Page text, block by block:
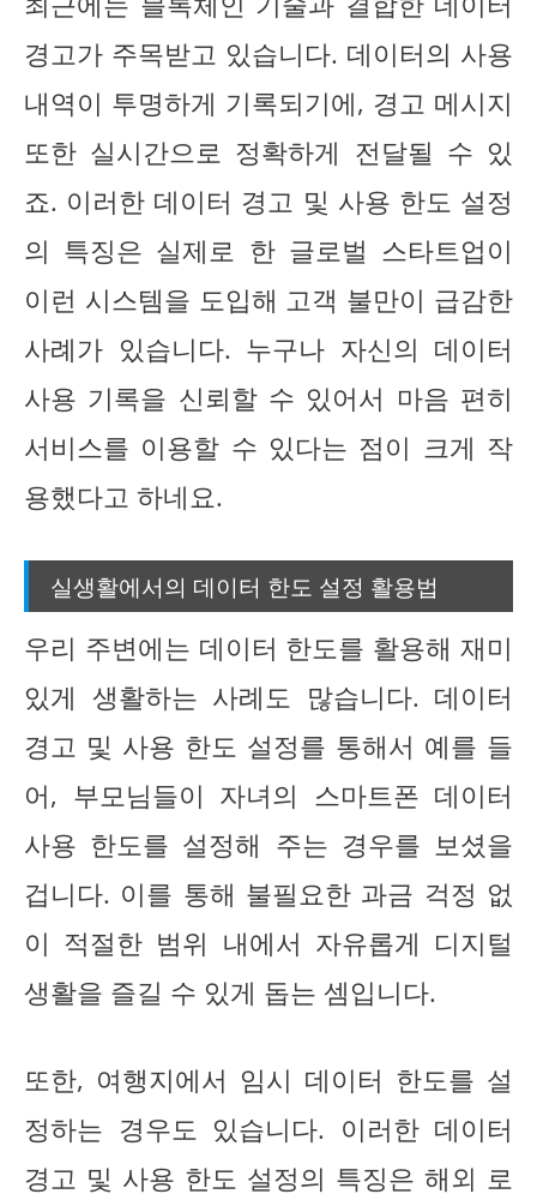
경고가 주목받고 있습니다. 데이터의 사용
내역이 투명하게 기록되기에, 경고 메시지
또한 실시간으로 정확하게 전달될 수 있
죠. 이러한 데이터 경고 및 사용 한도 설정
의 특징은 실제로 한 글로벌 스타트업이
이런 시스템을 도입해 고객 불만이 급감한
사례가 있습니다. 누구나 자신의 데이터
사용 기록을 신뢰할 수 있어서 마음 편히
서비스를 이용할 수 있다는 점이 크게 작
용했다고 하네요.
실생활에서의 데이터 한도 설정 활용법
우리 주변에는 데이터 한도를 활용해 재미
있게 생활하는 사례도 많습니다. 데이터
경고 및 사용 한도 설정를 통해서 예를 들
어, 부모님들이 자녀의 스마트폰 데이터
사용 한도를 설정해 주는 경우를 보셨을
겁니다. 이를 통해 불필요한 과금 걱정 없
이 적절한 범위 내에서 자유롭게 디지털
생활을 즐길 수 있게 돕는 셈입니다.
또한, 여행지에서 임시 데이터 한도를 설
정하는 경우도 있습니다. 이러한 데이터
경고 및 사용 한도 설정의 특징은 해외 로